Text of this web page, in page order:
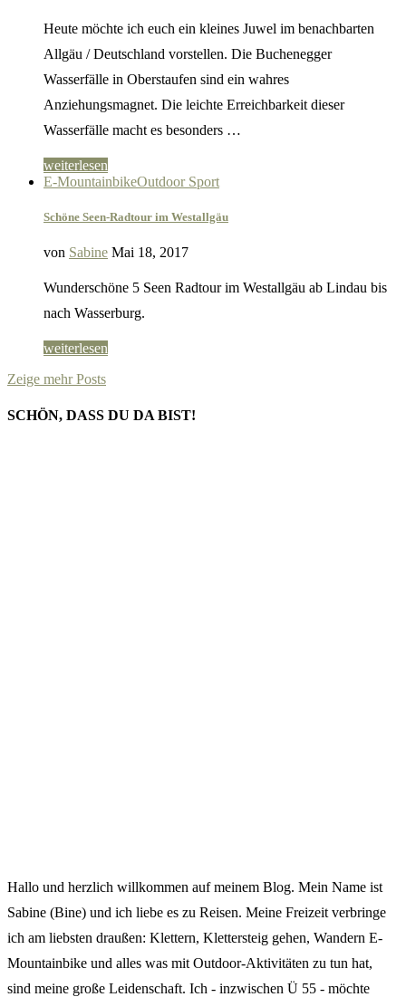
Heute möchte ich euch ein kleines Juwel im benachbarten
Allgäu / Deutschland vorstellen. Die Buchenegger
Wasserfälle in Oberstaufen sind ein wahres
Anziehungsmagnet. Die leichte Erreichbarkeit dieser
Wasserfälle macht es besonders …
weiterlesen
E-MountainbikeOutdoor Sport
Schöne Seen-Radtour im Westallgäu
von Sabine Mai 18, 2017
Wunderschöne 5 Seen Radtour im Westallgäu ab Lindau bis
nach Wasserburg.
weiterlesen
Zeige mehr Posts
SCHÖN, DASS DU DA BIST!
Hallo und herzlich willkommen auf meinem Blog. Mein Name ist
Sabine (Bine) und ich liebe es zu Reisen. Meine Freizeit verbringe
ich am liebsten draußen: Klettern, Klettersteig gehen, Wandern E-
Mountainbike und alles was mit Outdoor-Aktivitäten zu tun hat,
sind meine große Leidenschaft. Ich - inzwischen Ü 55 - möchte